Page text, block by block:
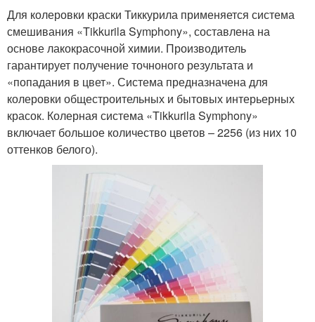
Для колеровки краски Тиккурила применяется система
смешивания «Tikkurila Symphony», составлена на
основе лакокрасочной химии. Производитель
гарантирует получение точноного результата и
«попадания в цвет». Система предназначена для
колеровки общестроительных и бытовых интерьерных
красок. Колерная система «Tikkurila Symphony»
включает большое количество цветов – 2256 (из них 10
оттенков белого).